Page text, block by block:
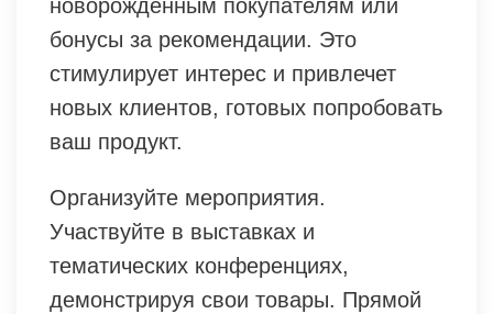
новорожденным покупателям или
бонусы за рекомендации. Это
стимулирует интерес и привлечет
новых клиентов, готовых попробовать
ваш продукт.
Организуйте мероприятия.
Участвуйте в выставках и
тематических конференциях,
демонстрируя свои товары. Прямой